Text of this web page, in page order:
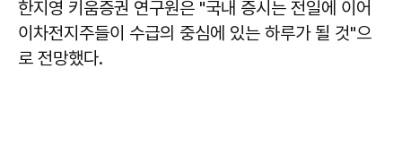
한지영 키움증권 연구원은 "국내 증시는 전일에 이어
이차전지주들이 수급의 중심에 있는 하루가 될 것"으
로 전망했다.